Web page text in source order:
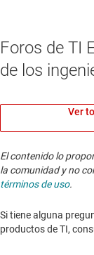
Foros de TI
de los
Ver
El contenido lo
la comunidad y no
términos de uso.
Si tiene alguna
productos de TI,